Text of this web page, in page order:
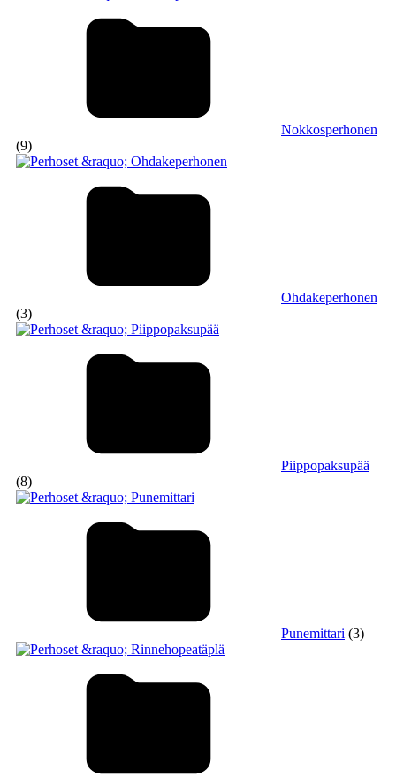
Nokkosperhonen
(9)
Ohdakeperhonen
(3)
Piippopaksupää
(8)
Punemittari (3)